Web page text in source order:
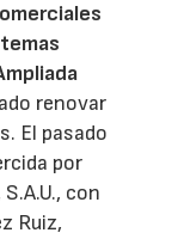
renovar
El pasado
por
con
Ruiz,